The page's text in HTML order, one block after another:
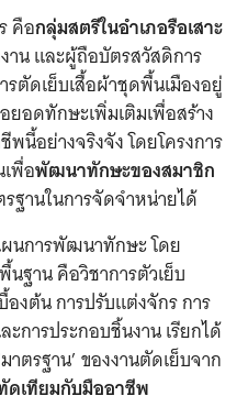
คือกลุ่มสตรีในอำเภอรือเสาะ
าน และผู้ถือบัตรสวัสดิการ
ตัดเย็บเสื้อผ้าชุดพื้นเมืองอยู่
อดทักษะเพิ่มเติมเพื่อสร้าง
นี้อย่างจริงจัง โดยโครงการ
พื่อพัฒนาทักษะของสมาชิก
ฐานในการจัดจำหน่ายได้
นการพัฒนาทักษะ โดย
ฐาน คือวิชาการตัวเย็บ
องต้น การปรับแต่งจักร การ
การประกอบชิ้นงาน เรียกได้
าตรฐาน’ ของงานตัดเย็บจาก
ดเทียมกับมืออาชีพ